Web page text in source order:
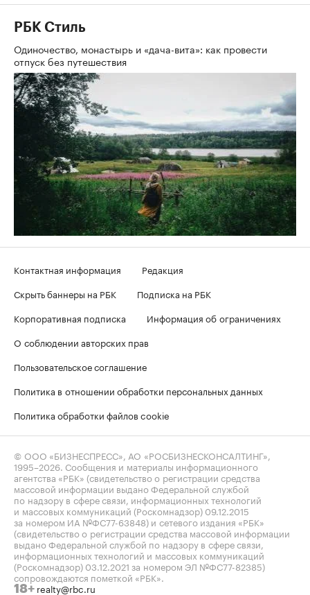
РБК Стиль
Одиночество, монастырь и «дача-вита»: как провести
отпуск без путешествия
Контактная информация
Редакция
Скрыть баннеры на РБК
Подписка на РБК
Корпоративная подписка
Информация об ограничениях
О соблюдении авторских прав
Пользовательское соглашение
Политика в отношении обработки персональных данных
Политика обработки файлов cookie
© ООО «БИЗНЕСПРЕСС», АО «РОСБИЗНЕСКОНСАЛТИНГ»,
1995–2026 . Сообщения и материалы информационного
агентства «РБК» (свидетельство о регистрации средства
массовой информации выдано Федеральной службой
по надзору в сфере связи, информационных технологий
и массовых коммуникаций (Роскомнадзор) 09.12.2015
за номером ИА №ФС77-63848) и сетевого издания «РБК»
(свидетельство о регистрации средства массовой информации
выдано Федеральной службой по надзору в сфере связи,
информационных технологий и массовых коммуникаций
(Роскомнадзор) 03.12.2021 за номером ЭЛ №ФС77-82385)
сопровождаются пометкой «РБК».
18+ realty@rbc.ru